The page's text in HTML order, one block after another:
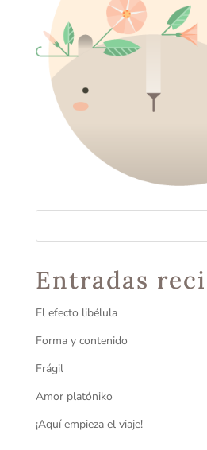
Entradas
El efecto libélula
Forma y contenido
Frágil
Amor platóniko
¡Aquí empieza el viaje!